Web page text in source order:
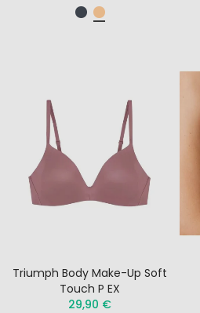
Triumph Body Make-Up Soft
Touch P EX
29,90 €